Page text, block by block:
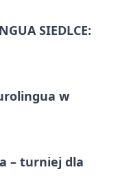
SIEDLCE:
w
– turniej dla